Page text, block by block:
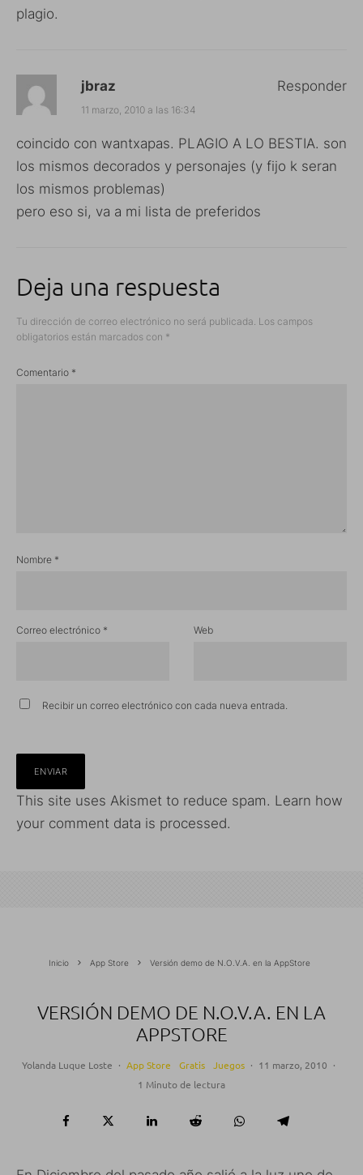
plagio.
jbraz
11 marzo, 2010 a las 16:34
coincido con wantxapas. PLAGIO A LO BESTIA. son
los mismos decorados y personajes (y fijo k seran
los mismos problemas)
pero eso si, va a mi lista de preferidos
Responder
Deja una respuesta
Tu dirección de correo electrónico no será publicada. Los campos
obligatorios están marcados con *
Comentario *
Nombre *
Correo electrónico * Web
Recibir un correo electrónico con cada nueva entrada.
This site uses Akismet to reduce spam. Learn how
your comment data is processed.
Inicio App Store Versión demo de N.O.V.A. en la AppStore
VERSIÓN DEMO DE N.O.V.A. EN LA
APPSTORE
Yolanda Luque Loste · App Store Gratis Juegos · 11 marzo, 2010 ·
1 Minuto de lectura